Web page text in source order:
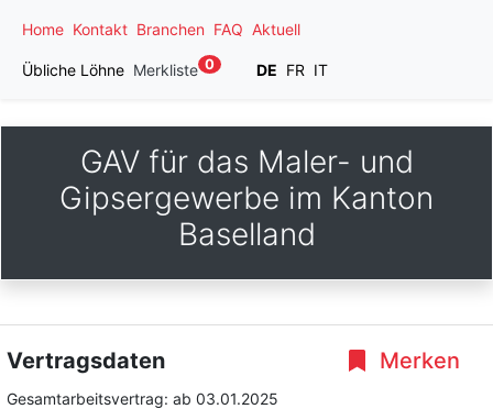
Home Kontakt Branchen FAQ Aktuell
Übliche Löhne Merkliste 0 DE FR IT
GAV für das Maler- und
Gipsergewerbe im Kanton
Baselland
Merken
Vertragsdaten
Gesamtarbeitsvertrag: ab 03.01.2025